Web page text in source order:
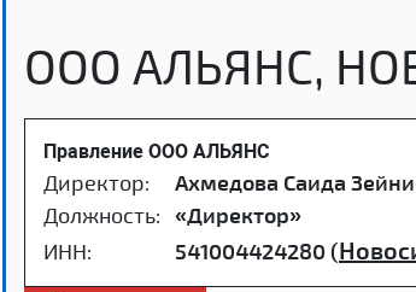
ООО АЛЬЯНС,
Правление ООО АЛЬЯНС
Директор:
Ахмедова Саида
Должность: «Директор»
ИНН:
541004424280 (